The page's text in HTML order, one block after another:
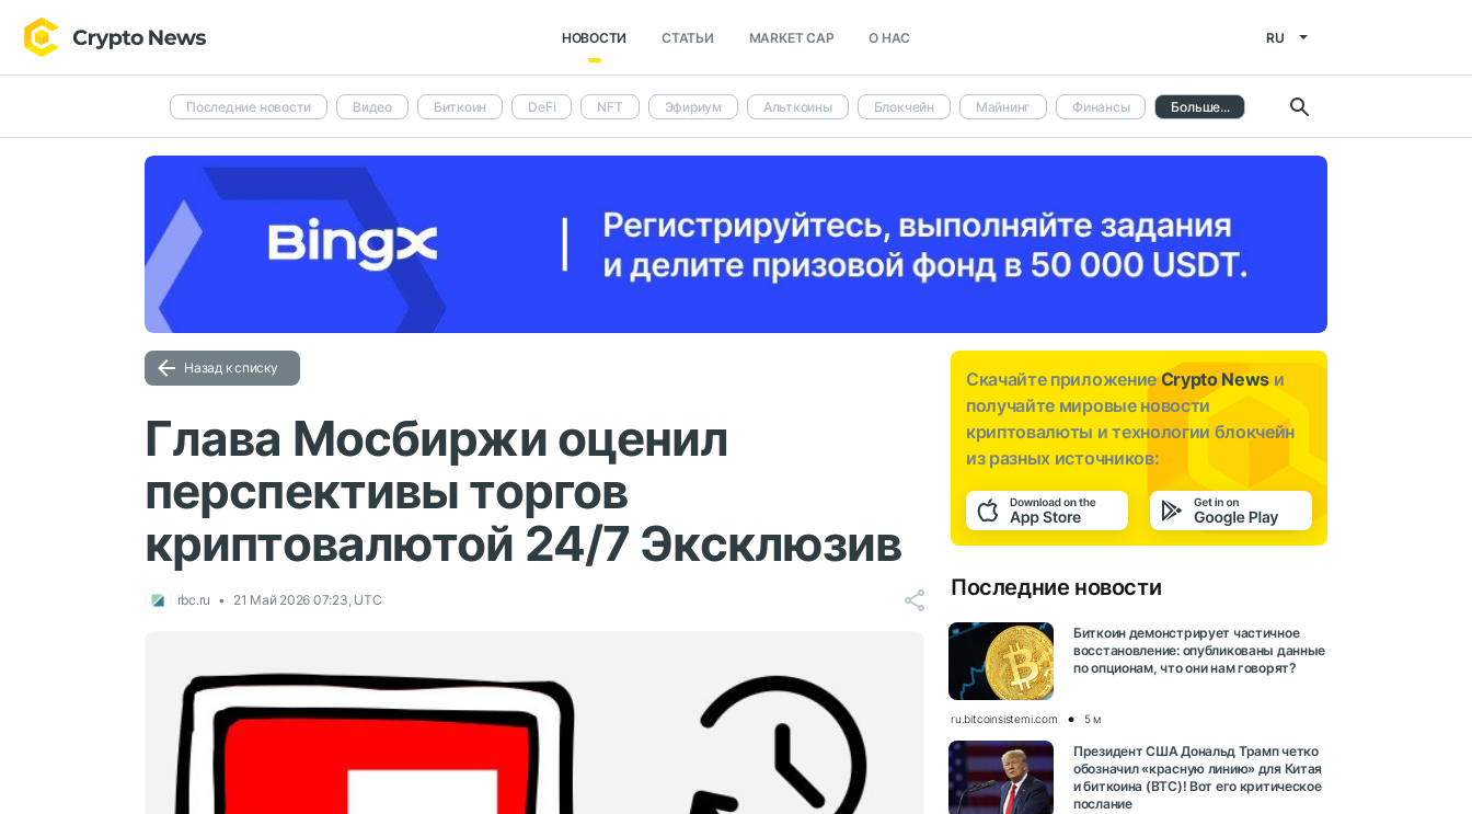
НОВОСТИ СТАТЬИ MARKET CAP О НАС RU
Последние новости Видео Биткоин DeFi NFT Эфириум Альткоины Блокчейн Майнинг Финансы Больше...
Назад к списку
Глава Мосбиржи оценил
перспективы торгов
криптовалютой 24/7 Эксклюзив
rbc.ru 21 Май 2026 07:23, UTC
Скачайте приложениеCrypto News и
получайте мировые новости
криптовалюты и технологии блокчейн
из разных источников:
Последние новости
Биткоин демонстрирует частичное
восстановление: опубликованы данные
по опционам, что они нам говорят?
ru.bitcoinsistemi.com 5 м
Президент США Дональд Трамп четко
обозначил «красную линию» для Китая
и биткоина (BTC)! Вот его критическое
послание